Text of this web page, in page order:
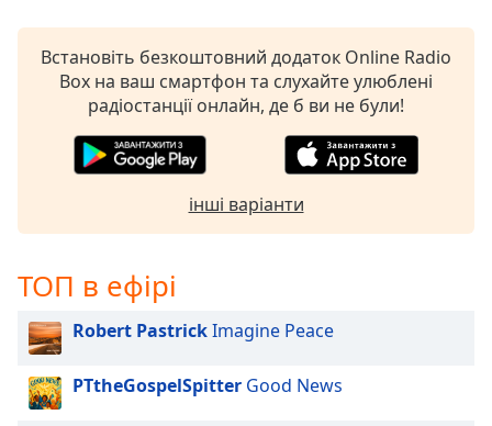
Встановіть безкоштовний додаток Online Radio
Box на ваш смартфон та слухайте улюблені
радіостанції онлайн, де б ви не були!
інші варіанти
ТОП в ефірі
Robert PastrickImagine Peace
PTtheGospelSpitter Good News